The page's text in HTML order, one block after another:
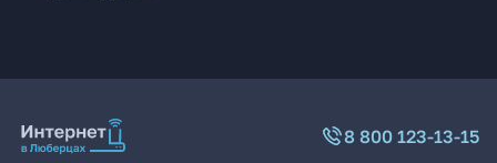
8 800 123-13-15